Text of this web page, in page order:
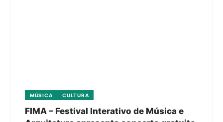
MÚSICA CULTURA
FIMA – Festival Interativo de Música e